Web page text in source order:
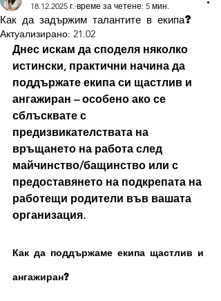
Как да задържим талантите в екипа?
18.12.2025 г. време за четене: 5 мин.
Актуализирано: 21.02
Днес искам да споделя няколко
истински, практични начина да
поддържате екипа си щастлив и
ангажиран – особено ако се
сблъсквате с
предизвикателствата на
връщането на работа след
майчинство/бащинство или с
предоставянето на подкрепата на
работещи родители във вашата
организация.
Как да поддържаме екипа щастлив и
ангажиран?